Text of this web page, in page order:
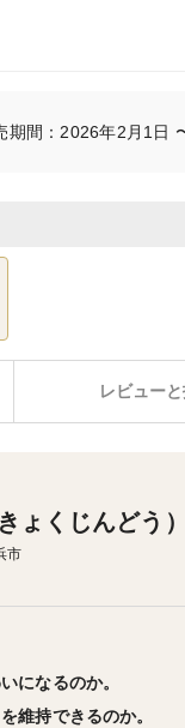
期間：2026年2月1日
レビュー
ょくじんどう）
市
になるのか。
維持できるのか。